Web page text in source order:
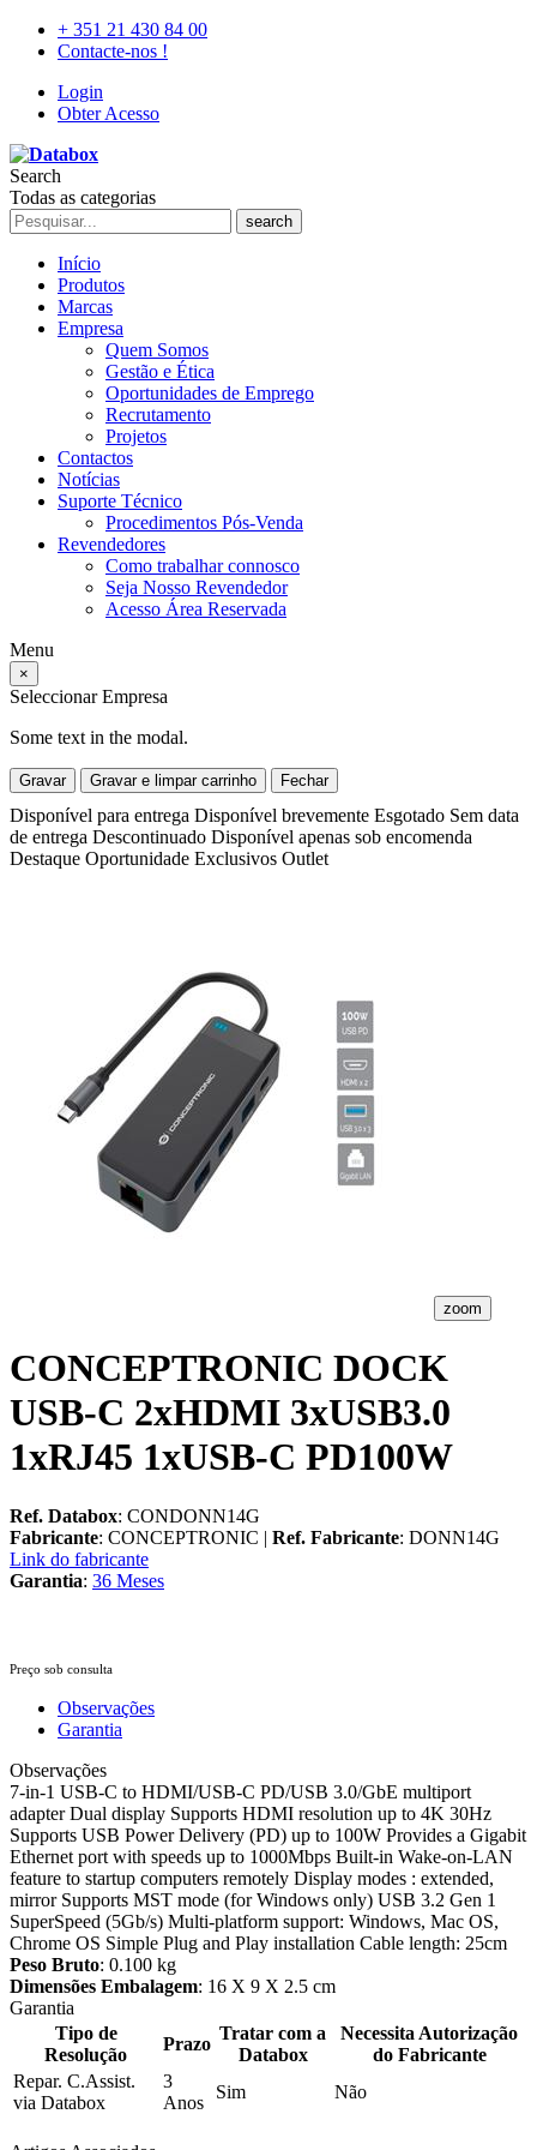
+ 351 21 430 84 00
Contacte-nos !
Login
Obter Acesso
Search
Todas as categorias
search
Início
Produtos
Marcas
Empresa
Quem Somos
Gestão e Ética
Oportunidades de Emprego
Recrutamento
Projetos
Contactos
Notícias
Suporte Técnico
Procedimentos Pós-Venda
Revendedores
Como trabalhar connosco
Seja Nosso Revendedor
Acesso Área Reservada
Menu
×
Seleccionar Empresa
Some text in the modal.
Gravar Gravar e limpar carrinho Fechar
Disponível para entrega Disponível brevemente Esgotado Sem data
de entrega Descontinuado Disponível apenas sob encomenda
Destaque Oportunidade Exclusivos Outlet
zoom
CONCEPTRONIC DOCK
USB-C 2xHDMI 3xUSB3.0
1xRJ45 1xUSB-C PD100W
Ref. Databox: CONDONN14G
Fabricante: CONCEPTRONIC | Ref. Fabricante: DONN14G
Link do fabricante
Garantia: 36 Meses
Preço sob consulta
Observações
Garantia
Observações
7-in-1 USB-C to HDMI/USB-C PD/USB 3.0/GbE multiport
adapter Dual display Supports HDMI resolution up to 4K 30Hz
Supports USB Power Delivery (PD) up to 100W Provides a Gigabit
Ethernet port with speeds up to 1000Mbps Built-in Wake-on-LAN
feature to startup computers remotely Display modes : extended,
mirror Supports MST mode (for Windows only) USB 3.2 Gen 1
SuperSpeed (5Gb/s) Multi-platform support: Windows, Mac OS,
Chrome OS Simple Plug and Play installation Cable length: 25cm
Peso Bruto: 0.100 kg
Dimensões Embalagem: 16 X 9 X 2.5 cm
Garantia
Tipo de
Resolução
Prazo
Tratar com a
Databox
Necessita Autorização
do Fabricante
Repar. C.Assist.
via Databox
3
Anos
Sim Não